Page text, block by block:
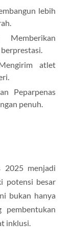
lebih
atlet
Peparpenas
penuh.
2025 menjadi
potensi besar
bukan hanya
inklusi.